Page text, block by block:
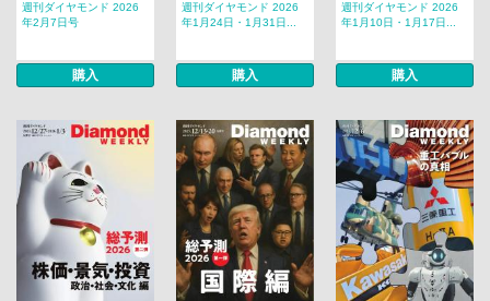
週刊ダイヤモンド 2026
年2月7日号
購入
週刊ダイヤモンド 2026
年1月24日・1月31日...
購入
週刊ダイヤモンド 2026
年1月10日・1月17日...
購入